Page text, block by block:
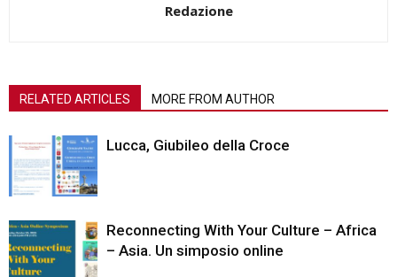
Redazione
RELATED ARTICLES MORE FROM AUTHOR
Lucca, Giubileo della Croce
Reconnecting With Your Culture – Africa
– Asia. Un simposio online